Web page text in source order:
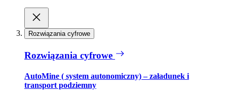
Rozwiązania cyfrowe
Rozwiązania cyfrowe
AutoMine ( system autonomiczny) – załadunek i
transport podziemny